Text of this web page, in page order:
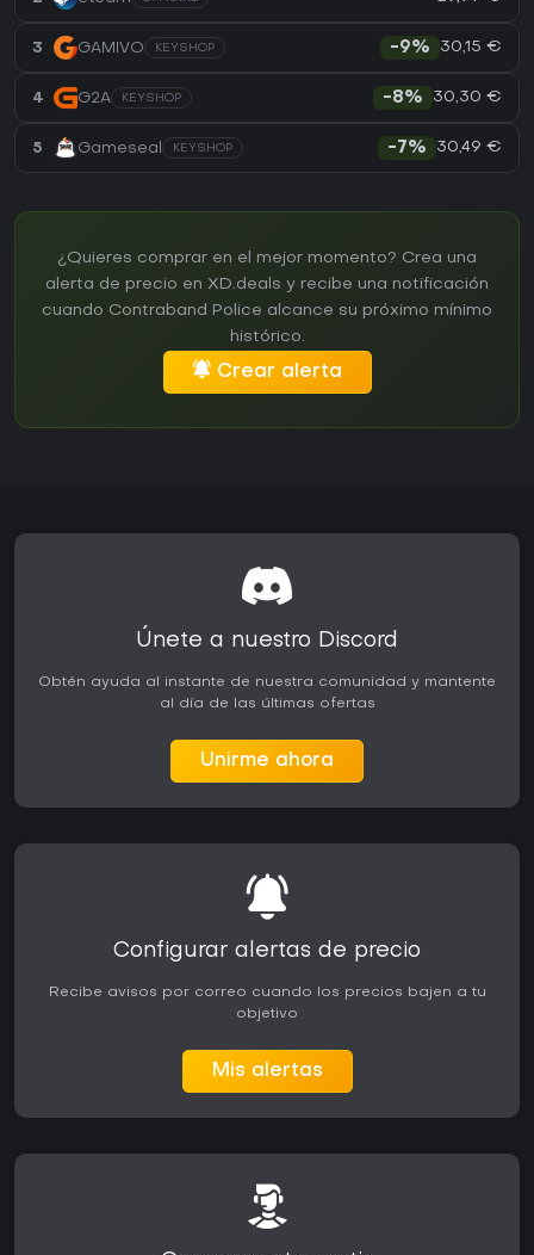
3 GAMIVO KEYSHOP -9% 30,15 €
4 G2A KEYSHOP -8% 30,30 €
5 Gameseal KEYSHOP -7% 30,49 €
¿Quieres comprar en el mejor momento? Crea una
alerta de precio en XD.deals y recibe una notificación
cuando Contraband Police alcance su próximo mínimo
histórico.
Crear alerta
Únete a nuestro Discord
Obtén ayuda al instante de nuestra comunidad y mantente
al día de las últimas ofertas
Unirme ahora
Configurar alertas de precio
Recibe avisos por correo cuando los precios bajen a tu
objetivo
Mis alertas